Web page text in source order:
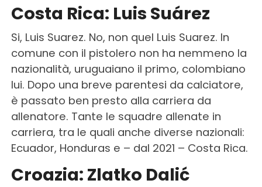
Costa Rica: Luis Suárez
Si, Luis Suarez. No, non quel Luis Suarez. In
comune con il pistolero non ha nemmeno la
nazionalità, uruguaiano il primo, colombiano
lui. Dopo una breve parentesi da calciatore,
è passato ben presto alla carriera da
allenatore. Tante le squadre allenate in
carriera, tra le quali anche diverse nazionali:
Ecuador, Honduras e – dal 2021 – Costa Rica.
Croazia: Zlatko Dalić